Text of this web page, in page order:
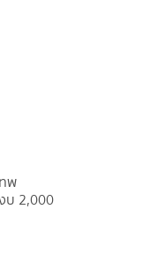
พ
บ 2,000